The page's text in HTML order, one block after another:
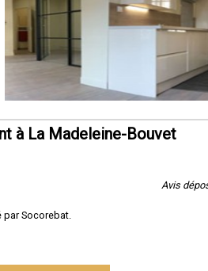
à La Madeleine-Bouvet
Avis
par Socorebat.